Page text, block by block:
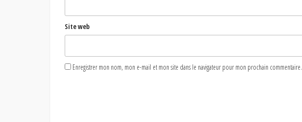
Site web
Enregistrer mon nom, mon e-mail et mon site dans le navigateur pour mon prochain commentaire.